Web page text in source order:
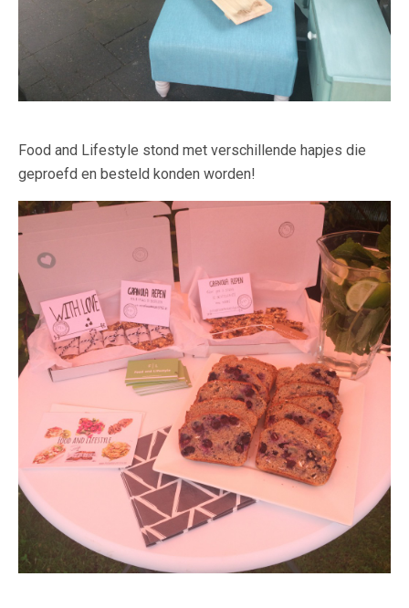
Food and Lifestyle stond met verschillende hapjes die
geproefd en besteld konden worden!